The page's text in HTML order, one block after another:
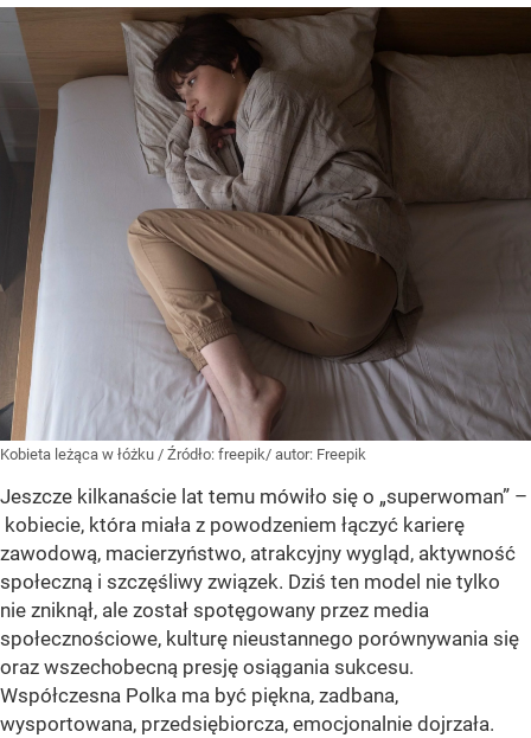
Kobieta leżąca w łóżku / Źródło: freepik/ autor: Freepik
Jeszcze kilkanaście lat temu mówiło się o „superwoman” –
kobiecie, która miała z powodzeniem łączyć karierę
zawodową, macierzyństwo, atrakcyjny wygląd, aktywność
społeczną i szczęśliwy związek. Dziś ten model nie tylko
nie zniknął, ale został spotęgowany przez media
społecznościowe, kulturę nieustannego porównywania się
oraz wszechobecną presję osiągania sukcesu.
Współczesna Polka ma być piękna, zadbana,
wysportowana, przedsiębiorcza, emocjonalnie dojrzała.